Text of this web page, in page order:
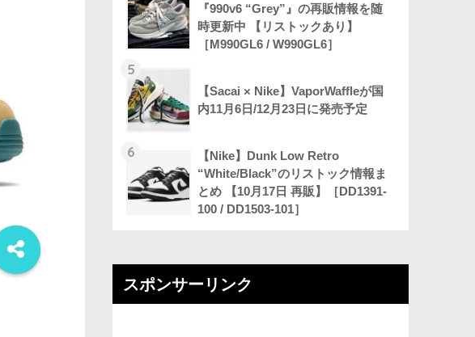
『990v6 “Grey”』の再販情報を随
時更新中 【リストックあり】
［M990GL6 / W990GL6］
5
【Sacai × Nike】VaporWaffleが国
内11月6日/12月23日に発売予定
6
【Nike】Dunk Low Retro
“White/Black”のリストック情報ま
とめ 【10月17日 再販】［DD1391-
100 / DD1503-101］
スポンサーリンク